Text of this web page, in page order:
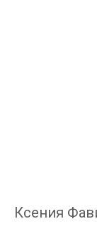
Ксения